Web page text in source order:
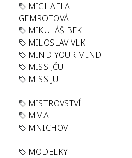
MICHAELA
GEMROTOVÁ
MIKULÁŠ BEK
MILOSLAV VLK
MIND YOUR MIND
MISS JČU
MISS JU
MISTROVSTVÍ
MMA
MNICHOV
MODELKY